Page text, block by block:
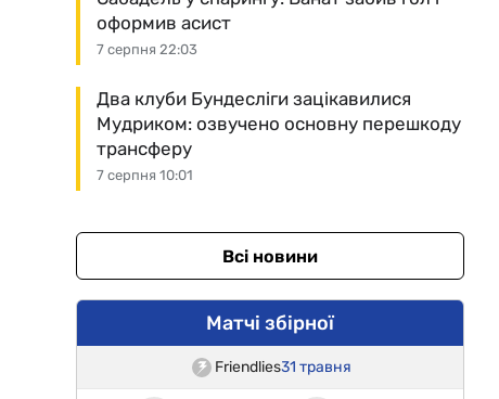
7 серпня 22:03
оформив асист
7 серпня 10:01
Два клуби Бундесліги зацікавилися
Мудриком: озвучено основну перешкоду
трансферу
Всі новини
Матчі збірної
Friendlies31 травня